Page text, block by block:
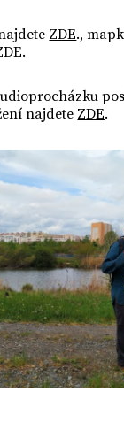
ZDE.,
.
najdete ZDE.